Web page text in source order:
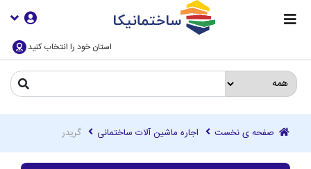
استان خود را انتخاب کنید
صفحه ی نخست اجاره ماشین آلات ساختمانی گریدر